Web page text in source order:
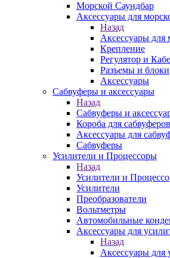
Морской Cаундбар
Аксессуары для
Назад
Аксессуары для
Крепление
Регулятор и
Разъемы и блоки
Аксессуары
Сабвуферы и аксессуары
Назад
Сабвуферы и
Короба для сабвуферов
Аксессуары для
Сабвуферы
Усилители и Процессоры
Назад
Усилители и
Усилители
Преобразователи
Вольтметры
Автомобильные
Аксессуары для
Назад
Аксессуары для